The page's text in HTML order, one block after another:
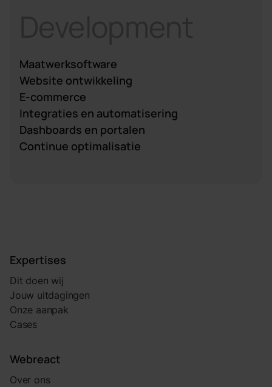
Maatwerksoftware
Website ontwikkeling
E-commerce
Integraties en automatisering
Dashboards en portalen
Continue optimalisatie
Expertises
Dit doen wij
Jouw uitdagingen
Onze aanpak
Cases
Webreact
Over ons